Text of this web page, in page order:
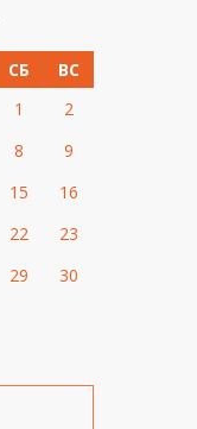
СБ
ВС
1
2
8
9
15
16
22
23
29
30